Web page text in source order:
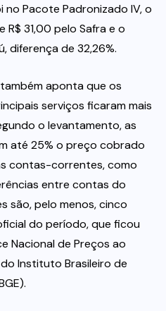
no Pacote Padronizado IV, o
31,00 pelo Safra e o
diferença de 32,26%.
aponta que os
serviços ficaram mais
o levantamento, as
até 25% o preço cobrado
contas-correntes, como
entre contas do
são, pelo menos, cinco
do período, que ficou
Nacional de Preços ao
Instituto Brasileiro de